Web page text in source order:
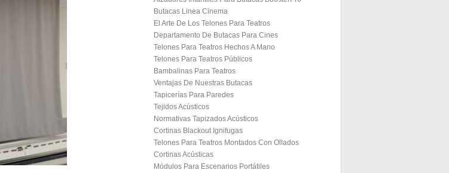
Butacas Linea Cinema
El Arte De Los Telones Para Teatros
Departamento De Butacas Para Cines
Telones Para Teatros Hechos A Mano
Telones Para Teatros Públicos
Bambalinas Para Teatros
Ventajas De Nuestras Butacas
Tapicerías Para Paredes
Tejidos Acústicos
Normativas Tapizados Acústicos
Cortinas Blackout Ignifugas
Telones Para Teatros Montados Con Ollados
Cortinas Acústicas
Módulos Para Escenarios Portátiles